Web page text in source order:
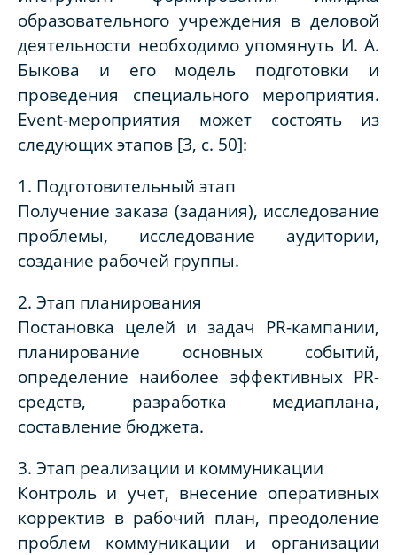
образовательного учреждения в деловой
деятельности необходимо упомянуть И. А.
Быкова и его модель подготовки и
проведения специального мероприятия.
Event-мероприятия может состоять из
следующих этапов [3, с. 50]:
1. Подготовительный этап
Получение заказа (задания), исследование
проблемы, исследование аудитории,
создание рабочей группы.
2. Этап планирования
Постановка целей и задач PR-кампании,
планирование основных событий,
определение наиболее эффективных PR-
средств, разработка медиаплана,
составление бюджета.
3. Этап реализации и коммуникации
Контроль и учет, внесение оперативных
корректив в рабочий план, преодоление
проблем коммуникации и организации